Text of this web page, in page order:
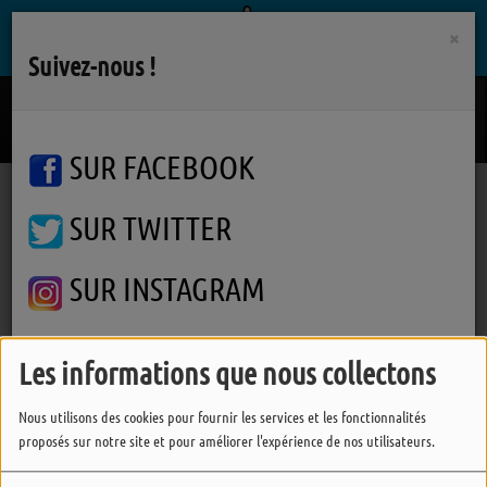
Les informations que nous collectons
Nous utilisons des cookies pour fournir les services et les fonctionnalités
proposés sur notre site et pour améliorer l'expérience de nos utilisateurs.
Podcasts Autres interviews
Viens Dans Mon Ile 2025 :
Nach
×
Suivez-nous !
SUR FACEBOOK
SUR TWITTER
SUR INSTAGRAM
FERMER